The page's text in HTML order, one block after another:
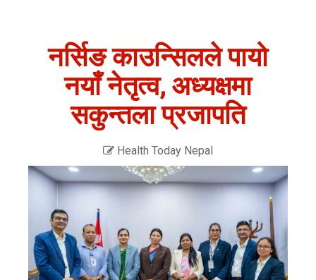
नर्सिङ काउन्सिलले पायो
नयाँ नेतृत्व, अध्यक्षमा
सकुन्तला प्रजापति
Health Today Nepal